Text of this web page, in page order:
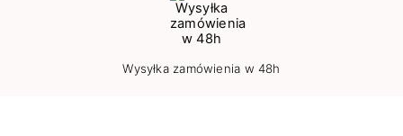
Wysyłka zamówienia w 48h